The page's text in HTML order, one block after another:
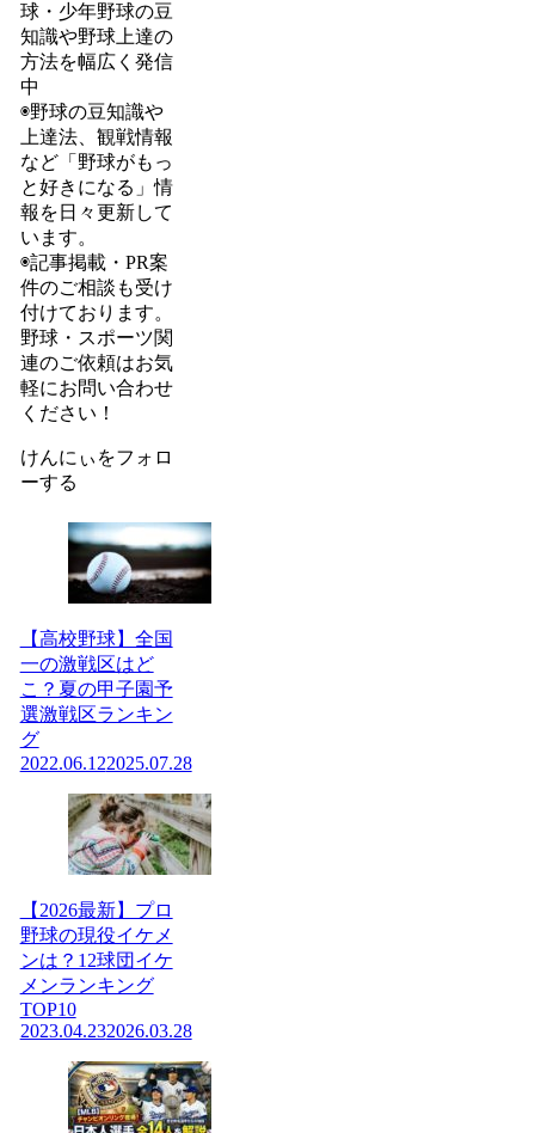
球・少年野球の豆
知識や野球上達の
方法を幅広く発信
中
◉野球の豆知識や
上達法、観戦情報
など「野球がもっ
と好きになる」情
報を日々更新して
います。
◉記事掲載・PR案
件のご相談も受け
付けております。
野球・スポーツ関
連のご依頼はお気
軽にお問い合わせ
ください！
けんにぃをフォロ
ーする
【高校野球】全国
一の激戦区はど
こ？夏の甲子園予
選激戦区ランキン
グ
2022.06.122025.07.28
【2026最新】プロ
野球の現役イケメ
ンは？12球団イケ
メンランキング
TOP10
2023.04.232026.03.28